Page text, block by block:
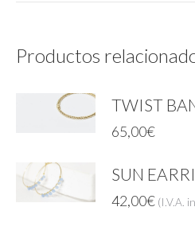
Productos
TWIST
65,00€
SUN
42,00€ (I.V.A.